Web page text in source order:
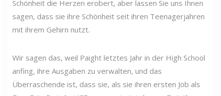
Schönheit die Herzen erobert, aber lassen Sie uns Ihnen
sagen, dass sie ihre Schönheit seit ihren Teenagerjahren
mit ihrem Gehirn nutzt.
Wir sagen das, weil Paight letztes Jahr in der High School
anfing, ihre Ausgaben zu verwalten, und das
Überraschende ist, dass sie, als sie ihren ersten Job als